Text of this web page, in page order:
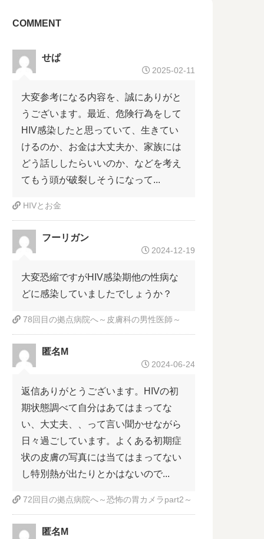
COMMENT
せぱ
2025-02-11
大変参考になる内容を、誠にありがと
うございます。最近、危険行為をして
HIV感染したと思っていて、生きてい
けるのか、お金は大丈夫か、家族には
どう話ししたらいいのか、などを考え
てもう頭が破裂しそうになって...
HIVとお金
フーリガン
2024-12-19
大変恐縮ですがHIV感染期他の性病な
どに感染していましたでしょうか？
78回目の拠点病院へ～皮膚科の男性医師～
匿名M
2024-06-24
返信ありがとうございます。HIVの初
期状態調べて自分はあてはまってな
い、大丈夫、、って言い聞かせながら
日々過ごしています。よくある初期症
状の皮膚の写真には当てはまってない
し特別熱が出たりとかはないので...
72回目の拠点病院へ～恐怖の胃カメラpart2～
匿名M